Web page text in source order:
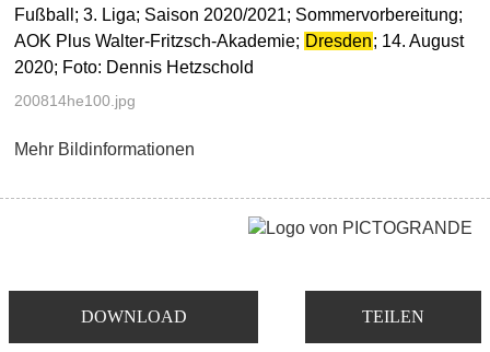
DOWNLOAD TEILEN
Fußball; 3. Liga; Saison 2020/2021; Sommervorbereitung;
AOK Plus Walter-Fritzsch-Akademie; Dresden; 14. August
2020; Foto: Dennis Hetzschold
200814he100.jpg
Mehr Bildinformationen